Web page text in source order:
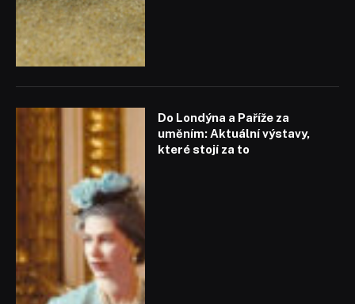
Do Londýna a Paříže za
uměním: Aktuální výstavy,
které stojí za to